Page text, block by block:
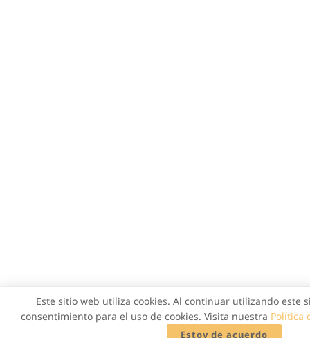
Este sitio web utiliza cookies. Al continuar utilizando este
consentimiento para el uso de cookies. Visita nuestra Política
Estoy de acuerdo